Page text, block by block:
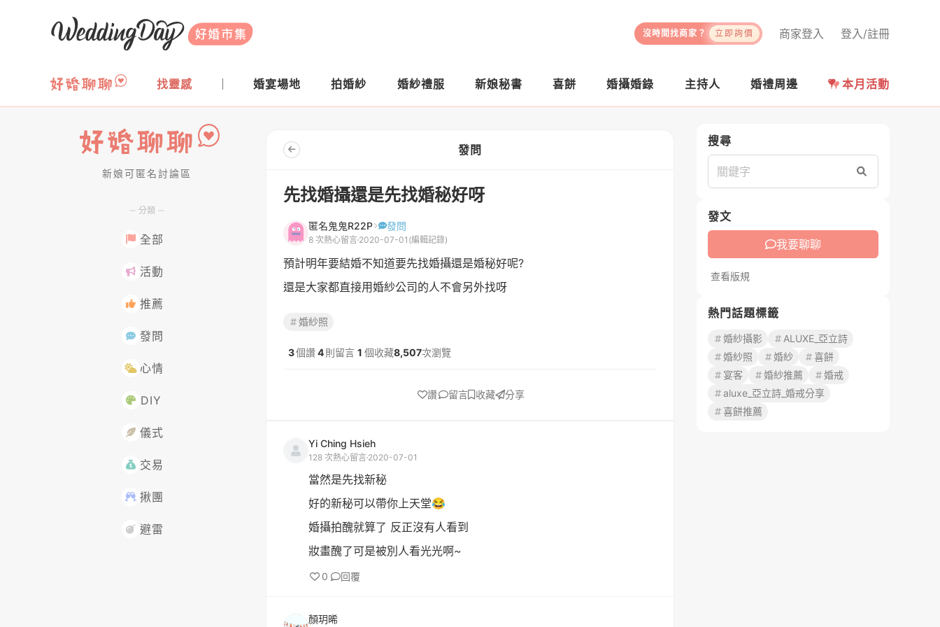
WeddingDay 好婚市集
登入/註冊
商家登入
沒時間找商家？ 立即詢價
找靈感 婚宴場地 拍婚紗 婚紗禮服 新娘秘書 喜餅 婚攝婚錄 主持人 婚禮周邊 本月活動
好婚聊聊新娘可匿名討論區
分類
全部
活動
推薦
發問
心情
DIY
儀式
交易
揪團
避雷
發問
先找婚攝還是先找婚秘好呀
匿名鬼鬼R22P 發問
8 次熱心留言 2020-07-01 (編輯記錄)
預計明年要結婚不知道要先找婚攝還是婚秘好呢?
還是大家都直接用婚紗公司的人不會另外找呀
婚紗照
3個讚4 則留言 1 個收藏8,507次瀏覽
讚 留言 收藏 分享
Yi Ching Hsieh
128 次熱心留言 2020-07-01
當然是先找新秘
好的新秘可以帶你上天堂😂
婚攝拍醜就算了 反正沒有人看到
妝畫醜了可是被別人看光光啊~
0 回覆
顏玥晞
搜尋
搜尋
發文
我要聊聊
查看版規
熱門話題標籤
婚紗攝影
ALUXE_亞立詩
婚紗照
婚紗
喜餅
宴客
婚紗推薦
婚戒
aluxe_亞立詩_婚戒分享
喜餅推薦